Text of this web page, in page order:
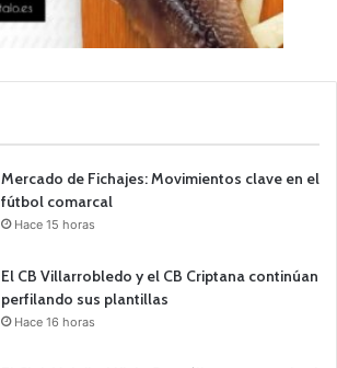
Mercado de Fichajes: Movimientos clave en el
fútbol comarcal
Hace 15 horas
El CB Villarrobledo y el CB Criptana continúan
perfilando sus plantillas
Hace 16 horas